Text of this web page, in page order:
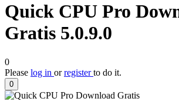
Quick CPU Pro
Gratis 5.0.9.0
0
Please log in orregisterto do it.
0